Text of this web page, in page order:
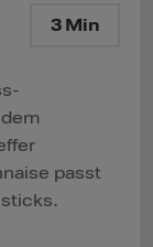
3 Min
passt